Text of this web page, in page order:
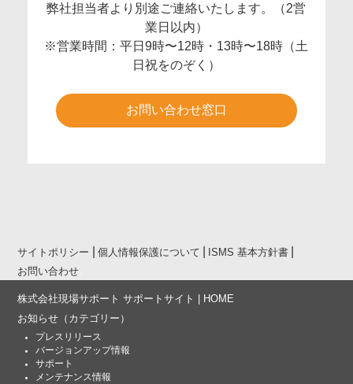
弊社担当者より別途ご連絡いたします。（2営
業日以内）
※営業時間：平日9時〜12時・13時〜18時（土
日祝をのぞく）
お問い合わせ窓口
サイトポリシー 個人情報保護について
ISMS 基本方針書
お問い合わせ
株式会社現場サポート サポートサイト | HOME
お知らせ （カテゴリー）
プレスリリース
バージョンアップ情報
サポート
メンテナンス情報